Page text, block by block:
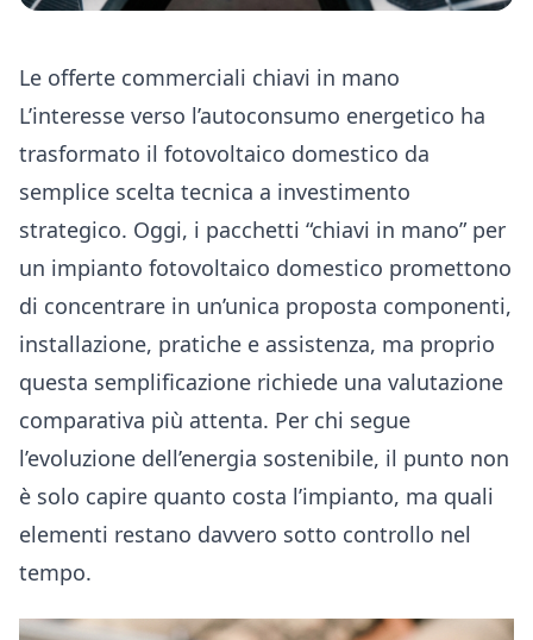
Le offerte commerciali chiavi in mano
L’interesse verso l’autoconsumo energetico ha
trasformato il fotovoltaico domestico da
semplice scelta tecnica a investimento
strategico. Oggi, i pacchetti “chiavi in mano” per
un impianto fotovoltaico domestico promettono
di concentrare in un’unica proposta componenti,
installazione, pratiche e assistenza, ma proprio
questa semplificazione richiede una valutazione
comparativa più attenta. Per chi segue
l’evoluzione dell’energia sostenibile, il punto non
è solo capire quanto costa l’impianto, ma quali
elementi restano davvero sotto controllo nel
tempo.